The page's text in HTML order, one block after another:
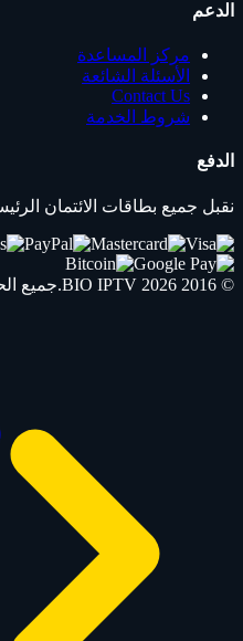
الدعم
مركز المساعدة
الأسئلة الشائعة
Contact Us
شروط الخدمة
الدفع
نقبل جميع بطاقات الائتمان
© 2016 2026
BIO IPTV .جميع